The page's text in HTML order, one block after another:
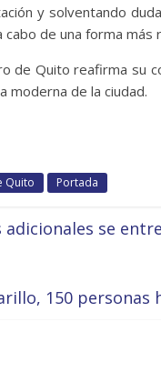
y solventando
de una forma más
de Quito reafirma su
de la ciudad.
Quito Portada
se
150 personas